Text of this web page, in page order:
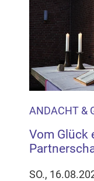
ANDACHT &
Vom Glück
SO.,